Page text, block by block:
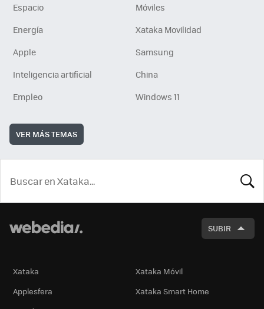
Espacio
Móviles
Energía
Xataka Movilidad
Apple
Samsung
Inteligencia artificial
China
Empleo
Windows 11
VER MÁS TEMAS
SUBIR
Xataka
Xataka Móvil
Applesfera
Xataka Smart Home